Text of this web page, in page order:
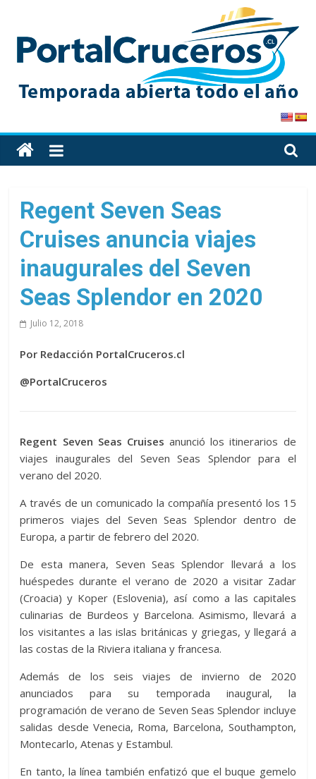
content
PortalCruceros
Toda
la
de
cruceros
en
solo
sitio
Regent Seven Seas
Cruises anuncia viajes
inaugurales del Seven
Seas Splendor en 2020
Julio 12, 2018
Por Redacción PortalCruceros.cl
@PortalCruceros
Regent Seven Seas Cruises anunció los itinerarios de
viajes inaugurales del Seven Seas Splendor para el
verano del 2020.
A través de un comunicado la compañía presentó los 15
primeros viajes del Seven Seas Splendor dentro de
Europa, a partir de febrero del 2020.
De esta manera, Seven Seas Splendor llevará a los
huéspedes durante el verano de 2020 a visitar Zadar
(Croacia) y Koper (Eslovenia), así como a las capitales
culinarias de Burdeos y Barcelona. Asimismo, llevará a
los visitantes a las islas británicas y griegas, y llegará a
las costas de la Riviera italiana y francesa.
Además de los seis viajes de invierno de 2020
anunciados para su temporada inaugural, la
programación de verano de Seven Seas Splendor incluye
salidas desde Venecia, Roma, Barcelona, Southampton,
Montecarlo, Atenas y Estambul.
En tanto, la línea también enfatizó que el buque gemelo